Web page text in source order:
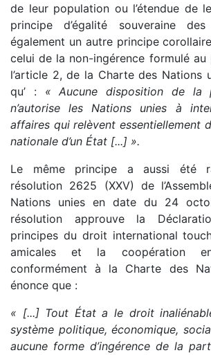
de leur population ou l’étendue de
principe d’égalité souveraine
également un autre principe
celui de la non-ingérence formulé au
l’article 2, de la Charte des Nations
qu’ : « Aucune disposition de la
n’autorise les Nations unies à
affaires qui relèvent essentiellement
nationale d’un État [...] ».
Le même principe a aussi été
résolution 2625 (XXV) de
Nations unies en date du 24
résolution approuve la
principes du droit international
amicales et la coopération
conformément à la Charte des
énonce que :
« [...] Tout État a le droit
système politique, économique,
aucune forme d’ingérence de la